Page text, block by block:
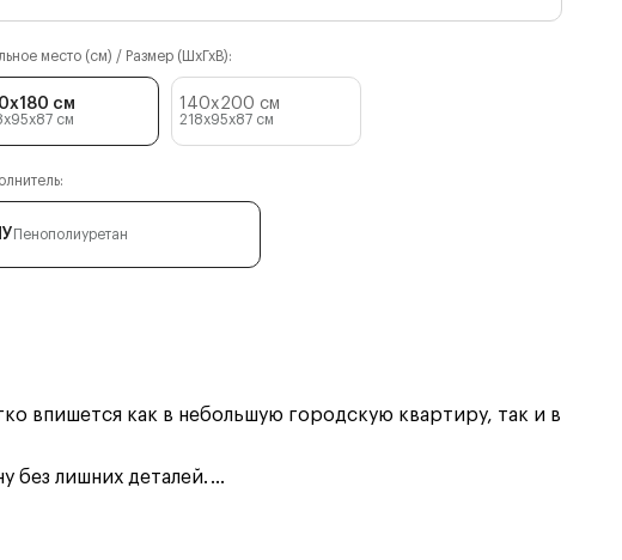
место (см) / Размер (ШхГхВ):
см
см
140x200 см
218x95x87 см
Пенополиуретан
впишется как в небольшую городскую квартиру, так и в
без лишних деталей. ...